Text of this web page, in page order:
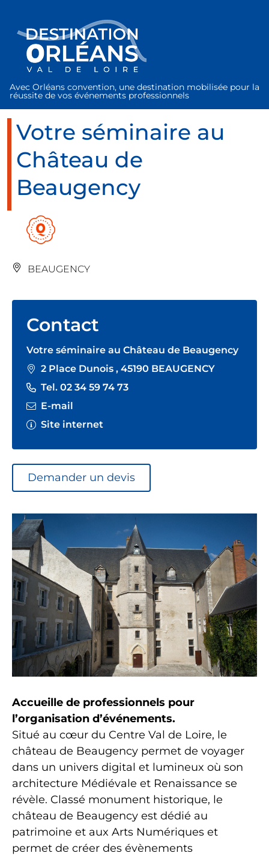
Avec Orléans convention, une destination mobilisée pour la
réussite de vos événements professionnels
Votre séminaire au
Château de
Beaugency
BEAUGENCY
Accueille de professionnels pour
l’organisation d’événements.
Situé au cœur du Centre Val de Loire, le
château de Beaugency permet de voyager
dans un univers digital et lumineux où son
architecture Médiévale et Renaissance se
révèle. Classé monument historique, le
château de Beaugency est dédié au
patrimoine et aux Arts Numériques et
permet de créer des évènements
Contact
Votre séminaire au Château de Beaugency
2 Place Dunois , 45190 BEAUGENCY
Tel. 02 34 59 74 73
E-mail
Site internet
Demander un devis